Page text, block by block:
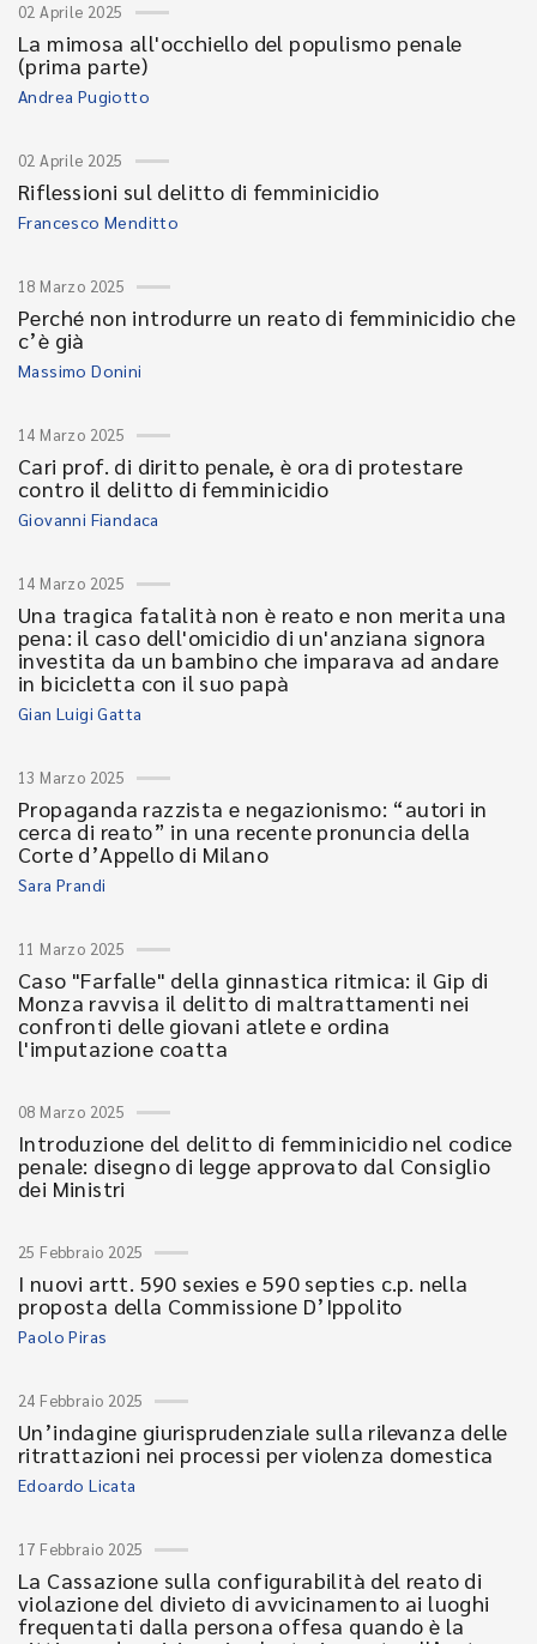
02 Aprile 2025
La mimosa all'occhiello del populismo penale
(prima parte)
Andrea Pugiotto
02 Aprile 2025
Riflessioni sul delitto di femminicidio
Francesco Menditto
18 Marzo 2025
Perché non introdurre un reato di femminicidio che
c’è già
Massimo Donini
14 Marzo 2025
Cari prof. di diritto penale, è ora di protestare
contro il delitto di femminicidio
Giovanni Fiandaca
14 Marzo 2025
Una tragica fatalità non è reato e non merita una
pena: il caso dell'omicidio di un'anziana signora
investita da un bambino che imparava ad andare
in bicicletta con il suo papà
Gian Luigi Gatta
13 Marzo 2025
Propaganda razzista e negazionismo: “autori in
cerca di reato” in una recente pronuncia della
Corte d’Appello di Milano
Sara Prandi
11 Marzo 2025
Caso "Farfalle" della ginnastica ritmica: il Gip di
Monza ravvisa il delitto di maltrattamenti nei
confronti delle giovani atlete e ordina
l'imputazione coatta
08 Marzo 2025
Introduzione del delitto di femminicidio nel codice
penale: disegno di legge approvato dal Consiglio
dei Ministri
25 Febbraio 2025
I nuovi artt. 590 sexies e 590 septies c.p. nella
proposta della Commissione D’Ippolito
Paolo Piras
24 Febbraio 2025
Un’indagine giurisprudenziale sulla rilevanza delle
ritrattazioni nei processi per violenza domestica
Edoardo Licata
17 Febbraio 2025
La Cassazione sulla configurabilità del reato di
violazione del divieto di avvicinamento ai luoghi
frequentati dalla persona offesa quando è la